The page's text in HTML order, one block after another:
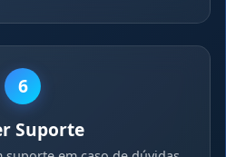
6
Suporte